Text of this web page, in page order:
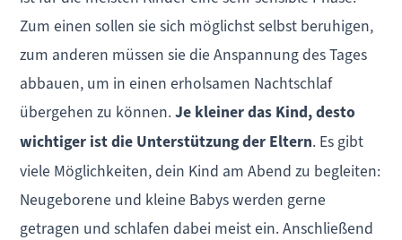
Zum einen sollen sie sich möglichst selbst beruhigen,
zum anderen müssen sie die Anspannung des Tages
abbauen, um in einen erholsamen Nachtschlaf
übergehen zu können.Je kleiner das Kind, desto
wichtiger ist die Unterstützung der Eltern. Es gibt
viele Möglichkeiten, dein Kind am Abend zu begleiten:
Neugeborene und kleine Babys werden gerne
getragen und schlafen dabei meist ein. Anschließend